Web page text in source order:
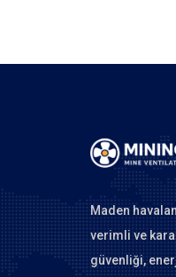
Maden
verimli ve
güvenliği,